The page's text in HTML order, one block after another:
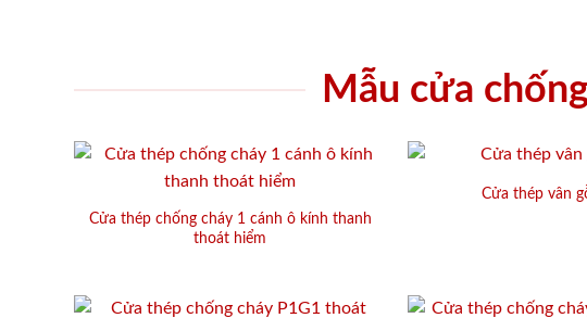
Mẫu cửa
Cửa thép chống cháy 1 cánh ô kính thanh
thoát hiểm
Cửa thép vân